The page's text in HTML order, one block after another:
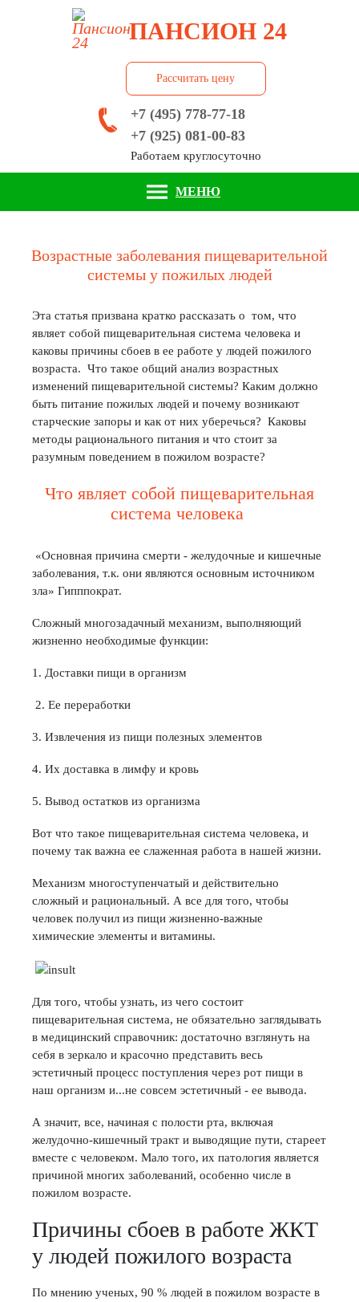
ПАНСИОН 24
Рассчитать цену
+7 (495) 778-77-18
+7 (925) 081-00-83
Работаем круглосуточно
МЕНЮ
Возрастные заболевания пищеварительной
системы у пожилых людей
Эта статья призвана кратко рассказать о том, что
являет собой пищеварительная система человека и
каковы причины сбоев в ее работе у людей пожилого
возраста. Что такое общий анализ возрастных
изменений пищеварительной системы? Каким должно
быть питание пожилых людей и почему возникают
старческие запоры и как от них уберечься? Каковы
методы рационального питания и что стоит за
разумным поведением в пожилом возрасте?
Что являет собой пищеварительная
система человека
«Основная причина смерти - желудочные и кишечные
заболевания, т.к. они являются основным источником
зла» Гипппократ.
Сложный многозадачный механизм, выполняющий
жизненно необходимые функции:
1. Доставки пищи в организм
2. Ее переработки
3. Извлечения из пищи полезных элементов
4. Их доставка в лимфу и кровь
5. Вывод остатков из организма
Вот что такое пищеварительная система человека, и
почему так важна ее слаженная работа в нашей жизни.
Механизм многоступенчатый и действительно
сложный и рациональный. А все для того, чтобы
человек получил из пищи жизненно-важные
химические элементы и витамины.
Для того, чтобы узнать, из чего состоит
пищеварительная система, не обязательно заглядывать
в медицинский справочник: достаточно взглянуть на
себя в зеркало и красочно представить весь
эстетичный процесс поступления через рот пищи в
наш организм и...не совсем эстетичный - ее вывода.
А значит, все, начиная с полости рта, включая
желудочно-кишечный тракт и выводящие пути, стареет
вместе с человеком. Мало того, их патология является
причиной многих заболеваний, особенно числе в
пожилом возрасте.
Причины сбоев в работе ЖКТ
у людей пожилого возраста
По мнению ученых, 90 % людей в пожилом возрасте в